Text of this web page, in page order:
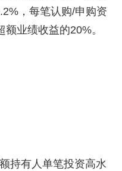
，每笔认购/申购资
业绩收益的20%。
持有人单笔投资高水